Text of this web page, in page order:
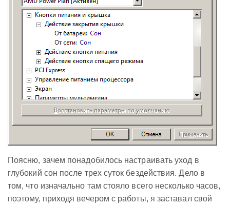
Поясню, зачем понадобилось настраивать уход в
глубокий сон после трех суток бездействия. Дело в
том, что изначально там стояло всего несколько часов,
поэтому, приходя вечером с работы, я заставал свой